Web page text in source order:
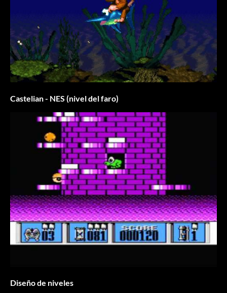
Castelian - NES (nivel del faro)
Diseño de niveles